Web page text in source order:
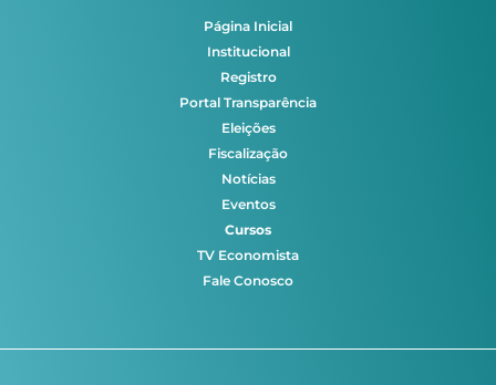
Página Inicial
Institucional
Registro
Portal Transparência
Eleições
Fiscalização
Notícias
Eventos
Cursos
TV Economista
Fale Conosco